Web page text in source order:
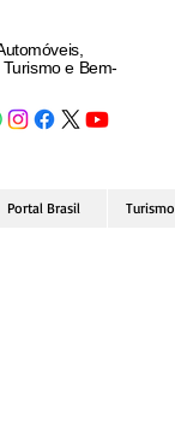
e Bem-
Portal Brasil Turismo